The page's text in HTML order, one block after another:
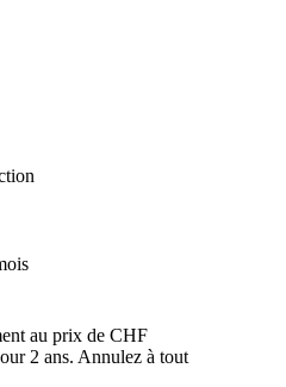
au prix de CHF
2 ans. Annulez à tout